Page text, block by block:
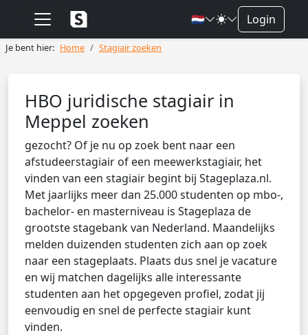
🇳🇱 Login
Je bent hier: Home Stagiair zoeken
HBO juridische stagiair in
Meppel zoeken
gezocht? Of je nu op zoek bent naar een
afstudeerstagiair of een meewerkstagiair, het
vinden van een stagiair begint bij Stageplaza.nl.
Met jaarlijks meer dan 25.000 studenten op mbo-,
bachelor- en masterniveau is Stageplaza de
grootste stagebank van Nederland. Maandelijks
melden duizenden studenten zich aan op zoek
naar een stageplaats. Plaats dus snel je vacature
en wij matchen dagelijks alle interessante
studenten aan het opgegeven profiel, zodat jij
eenvoudig en snel de perfecte stagiair kunt
vinden.